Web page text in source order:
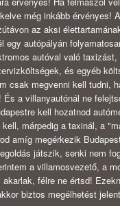
még inkább
az aksi
egy autópályán
autóval való
és egyéb
csak megvenni kell tudni,
a villanyautónál ne
kell hozatnod
márpedig a taxinál, a
amíg megérkezik
játszik, senki nem
a villamosvezető, a
félre ne értsd!
biztos megélhetést